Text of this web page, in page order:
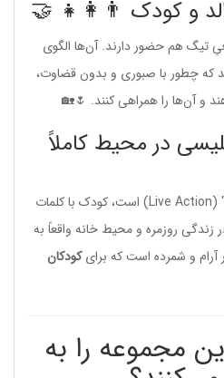
تیگ هم حضور دارند. آن‌ها الگوی
که چطور با صبوری و بدون قضاوت،
آن‌ها را همراهی کنند. 🌷🏡
در محیط کاملاً
از آنجایی که این مجموعه "رئال" (Live Action) است، کودک با کلمات
روزمره و محیط خانه واقعاً به
و شمرده است که برایکودکان
مجموعه را به